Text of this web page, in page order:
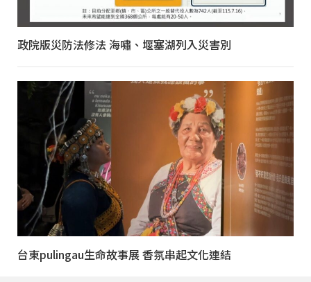
政院版災防法修法 海嘯、堰塞湖列入災害別
台東pulingau生命故事展 香氛串起文化連結